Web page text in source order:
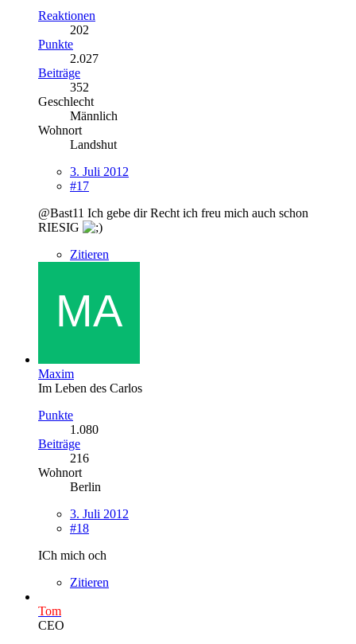
Reaktionen
202
Punkte
2.027
Beiträge
352
Geschlecht
Männlich
Wohnort
Landshut
3. Juli 2012
#17
@Bast11 Ich gebe dir Recht ich freu mich auch schon
RIESIG
Zitieren
Maxim
Im Leben des Carlos
Punkte
1.080
Beiträge
216
Wohnort
Berlin
3. Juli 2012
#18
ICh mich och
Zitieren
Tom
CEO